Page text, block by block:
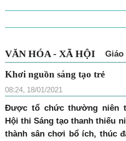
VĂN HÓA - XÃ HỘI Giáo
Khơi nguồn sáng tạo trẻ
08:24, 18/01/2021
Được tổ chức thường niên
Hội thi Sáng tạo thanh thiếu
thành sân chơi bổ ích, thúc